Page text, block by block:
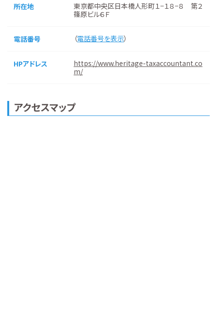
所在地
東京都中央区日本橋人形町１−１８−８ 第２
篠原ビル６Ｆ
電話番号 （電話番号を表示）
HPアドレス
https://www.heritage-taxaccountant.co
m/
アクセスマップ